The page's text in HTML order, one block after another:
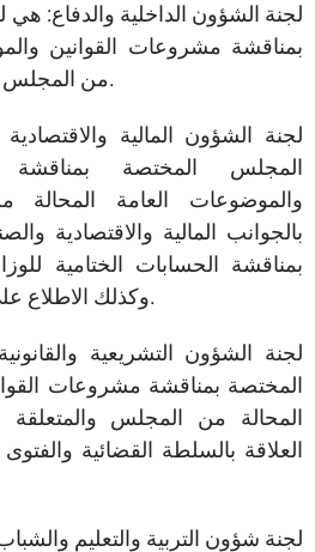
بمناقشة مشروعات القوانين
من المجلس والمتعلقة بالأمن والدفاع.
المجلس المختصة بمناقشة
والموضوعات العامة المحالة
بالجوانب المالية والاقتصادية
بمناقشة الحسابات الختامية
وكذلك الاطلاع على تقارير ديوان المحاسبة.
المختصة بمناقشة مشروعات
المحالة من المجلس والمتعلقة
العلاقة بالسلطة القضائية